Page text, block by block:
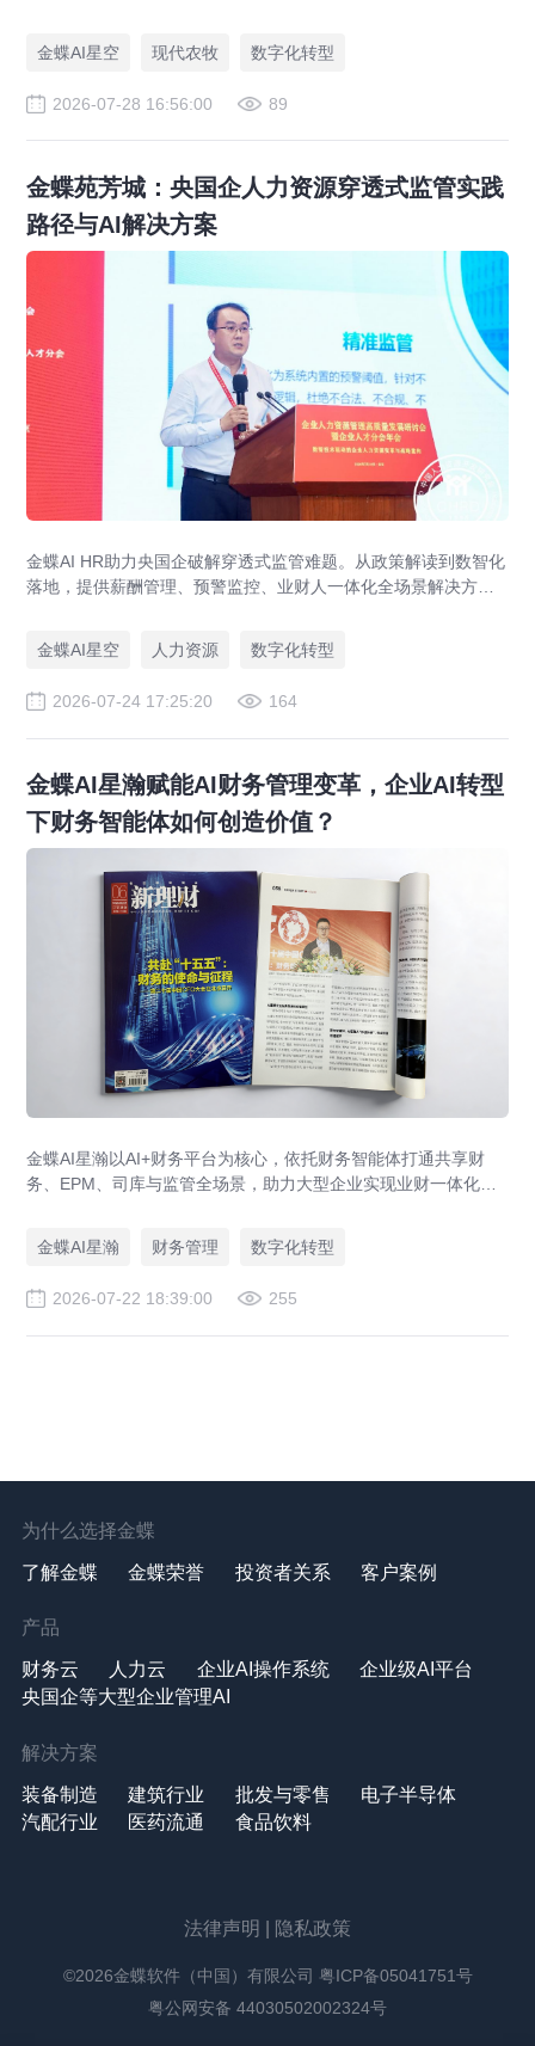
金蝶AI星空
现代农牧 数字化转型
2026-07-28 16:56:00 89
金蝶苑芳城：央国企人力资源穿透式监管实践
路径与AI解决方案
金蝶AI HR助力央国企破解穿透式监管难题。从政策解读到数智化
落地，提供薪酬管理、预警监控、业财人一体化全场景解决方
金蝶AI星空
人力资源 数字化转型
2026-07-24 17:25:20 164
金蝶AI星瀚赋能AI财务管理变革，企业AI转型
下财务智能体如何创造价值？
金蝶AI星瀚以AI+财务平台为核心，依托财务智能体打通共享财
务、EPM、司库与监管全场景，助力大型企业实现业财一体化与
金蝶AI星瀚 财务管理 数字化转型
2026-07-22 18:39:00 255
为什么选择金蝶
了解金蝶 金蝶荣誉 投资者关系 客户案例
产品
财务云 人力云 企业AI操作系统
企业级AI平台
央国企等大型企业管理AI
解决方案
装备制造 建筑行业 批发与零售
电子半导体
汽配行业
医药流通 食品饮料
法律声明 隐私政策
©2026金蝶软件（中国）有限公司 粤ICP备05041751号
粤公网安备 44030502002324号